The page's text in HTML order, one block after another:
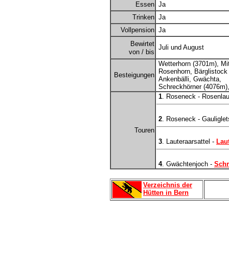
Essen Ja
Trinken Ja
Vollpension Ja
Bewirtet
von / bis
Juli und August
Besteigungen
Wetterhorn (3701m),
Rosenhorn,
Ankenbälli, Gwächta,
Schreckhörner
Touren
1. Roseneck -
2. Roseneck -
3. Lauteraarsattel -
4. Gwächtenjoch -
Verzeichnis der
Hütten in Bern